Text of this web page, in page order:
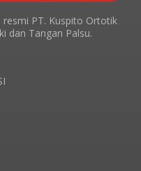
PT. Kuspito Ortotik
dan Tangan Palsu.